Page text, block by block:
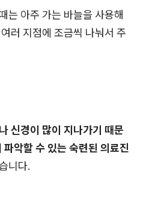
는 아주 가는 바늘을 사용해
러 지점에 조금씩 나눠서 주
신경이 많이 지나가기 때문
악할 수 있는 숙련된 의료진
니다.